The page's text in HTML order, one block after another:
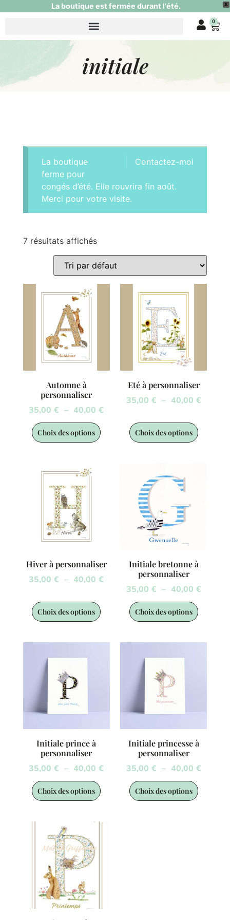
X
La boutique est fermée durant l'été.
0
initiale
Contactez-moi
La boutique
ferme pour
congés d’été. Elle rouvrira fin août.
Merci pour votre visite.
7 résultats affichés
Automne à
personnaliser
35,00€ – 40,00€
Choix des options
Eté à personnaliser
35,00 € – 40,00 €
Choix des options
Hiver à personnaliser
35,00€ – 40,00€
Choix des options
Initiale bretonne à
personnaliser
35,00 € – 40,00 €
Choix des options
Initiale prince à
personnaliser
35,00€ – 40,00€
Choix des options
Initiale princesse à
personnaliser
35,00 € – 40,00 €
Choix des options